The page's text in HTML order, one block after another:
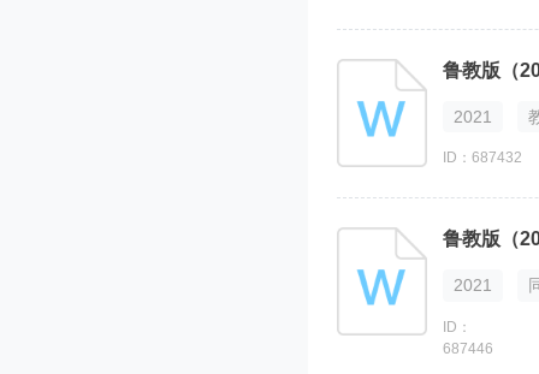
鲁教版（
2021
ID：687432
2021
ID：
687446